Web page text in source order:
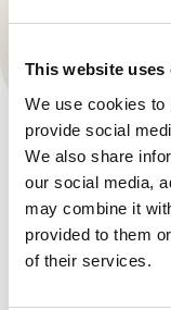
This website uses
We use cookies to
provide social
We also share
our social media,
may combine it
provided to them
of their services.
Produkter
Se här